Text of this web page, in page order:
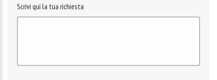
Scrivi qui la tua richiesta